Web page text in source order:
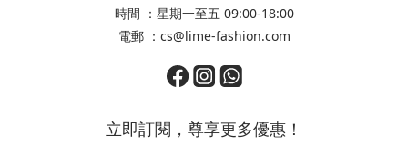
時間 ：星期一至五 09:00-18:00
電郵 ：cs@lime-fashion.com
立即訂閱，尊享更多優惠！